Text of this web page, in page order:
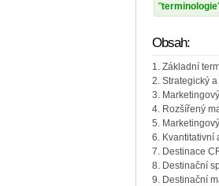
terminologie
Obsah:
1. Základní
2. Strategický
3.
4. Rozšířený
5.
6. Kvantitativní
7. Destinace
8. Destinační
9. Destinační